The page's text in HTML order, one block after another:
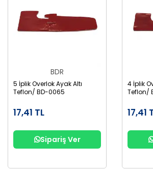
BDR
5 İplik Overlok Ayak Altı
Teflon/ BD-0065
17,41 TL
Sipariş Ver
4 İplik
Teflon/
17,41